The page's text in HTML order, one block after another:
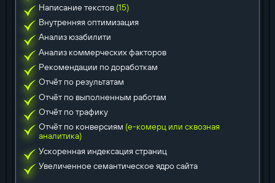
Написание текстов (15)
Внутренняя оптимизация
Анализ юзабилити
Анализ коммерческих факторов
Рекомендации по доработкам
Отчёт по результатам
Отчёт по выполненным работам
Отчёт по трафику
Отчёт по конверсиям (е-комерц или сквозная
аналитика)
Ускоренная индексация страниц
Увеличенное семантическое ядро сайта